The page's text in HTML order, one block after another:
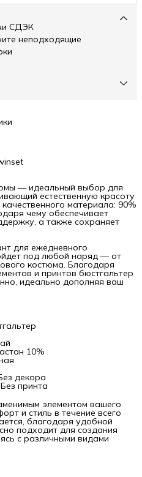
СДЭК
неподходящие
— идеальный выбор для
естественную красоту
материала: 90%
чему обеспечивает
а также сохраняет
для ежедневного
под любой наряд — от
костюма. Благодаря
и принтов бюстгальтер
идеально дополняя ваш
10%
декора
принта
элементом вашего
и стиль в течение всего
благодаря удобной
подходит для создания
с различными видами